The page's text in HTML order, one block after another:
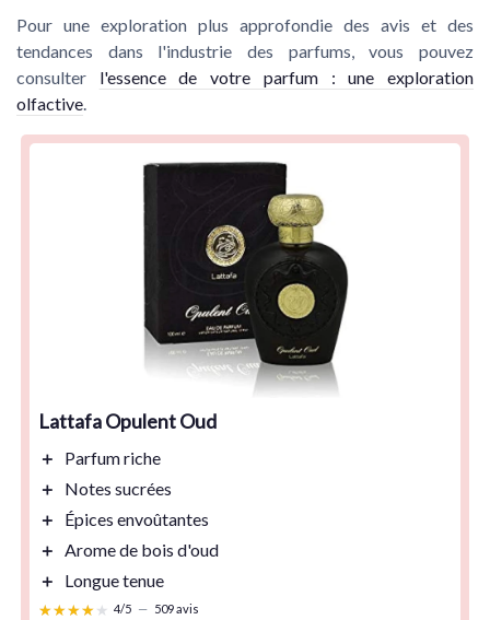
Pour une exploration plus approfondie des avis et des
tendances dans l'industrie des parfums, vous pouvez
consulter l'essence de votre parfum : une exploration
olfactive.
Lattafa Opulent Oud
＋
Parfum riche
＋
Notes sucrées
＋
Épices envoûtantes
＋
Arome de bois d'oud
＋
Longue tenue
★★★★★
★★★★★ 4/5 — 509 avis